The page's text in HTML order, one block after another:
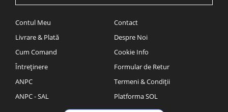
Contul Meu
Livrare & Plată
Cum Comand
Întreținere
ANPC
ANPC - SAL
Contact
Despre Noi
Cookie Info
Formular de Retur
Termeni & Condiții
Platforma SOL